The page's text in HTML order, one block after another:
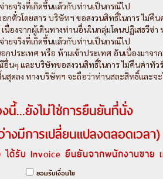
ยจริงที่เกิดขึ้นแล้วกับท่านเป็นกรณีไป
กตั๋วโดยสาร บริษัทฯ ขอสงวนสิทธิ์ในการ ไม่คื
องจากผู้เดินทางท่านอื่นในกลุ่มโดนปฏิเสธวีซ่า
ยจริงที่เกิดขึ้นแล้วกับท่านเป็นกรณีไป
ระเทศ หรือ ห้ามเข้าประเทศ อันเนื่องมาจา
อื่นๆ และบริษัทขอสงวนสิทธิ์ในการ ไม่คืนค่าทัว
สุดลง ทางบริษัทฯ จะถือว่าท่านสละสิทธิ์และ
นี้...ยังไม่ใช่การยืนยันที่นั่ง
งมีการเปลี่ยนแปลงตลอดเวลา)
ได้รับ Invoice ยืนยันจากพนักงานขาย
ยอมรับเงื่อนไข